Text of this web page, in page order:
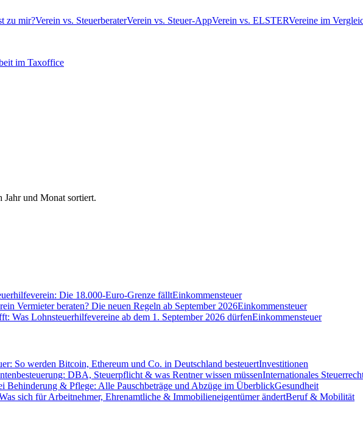
zu mir?Verein vs. SteuerberaterVerein vs. Steuer-AppVerein vs. ELSTERVereine im
im Taxoffice
und Monat sortiert.
Die 18.000-Euro-Grenze fälltEinkommensteuer
Vermieter beraten? Die neuen Regeln ab September 2026Einkommensteuer
Was Lohnsteuerhilfevereine ab dem 1. September 2026 dürfenEinkommensteuer
So werden Bitcoin, Ethereum und Co. in Deutschland besteuertInvestitionen
DBA, Steuerpflicht & was Rentner wissen müssenInternationales
Behinderung & Pflege: Alle Pauschbeträge und Abzüge im ÜberblickGesundheit
sich für Arbeitnehmer, Ehrenamtliche & Immobilieneigentümer ändertBeruf & Mobilität